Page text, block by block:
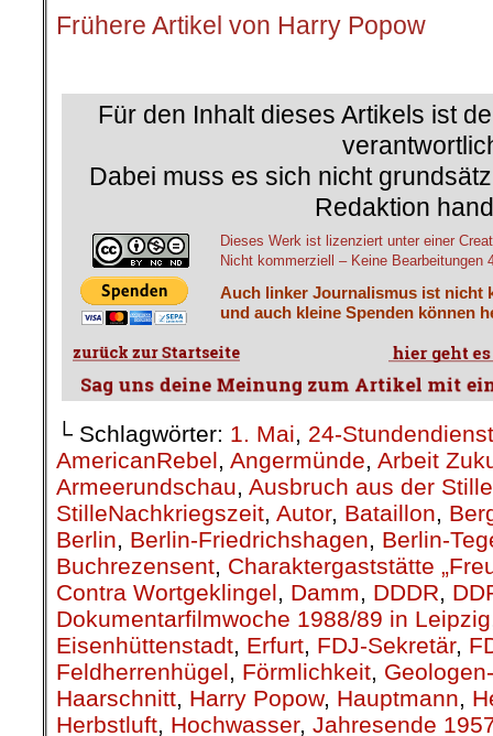
Frühere Artikel von Harry Popow
Für den Inhalt dieses Artikels ist
Dabei muss es sich nicht
Redaktion
Dieses Werk ist lizenziert unter einer
Nicht kommerziell – Keine Bearbeitungen
Auch linker Journalismus ist nicht
und auch kleine Spenden können
└ Schlagwörter: 1. Mai, 24-Stundendienst
AmericanRebel, Angermünde, Arbeit
Armeerundschau, Ausbruch aus der Stille
StilleNachkriegszeit, Autor, Bataillon,
Berlin, Berlin-Friedrichshagen, Berlin-
Buchrezensent, Charaktergaststätte
Contra Wortgeklingel, Damm, DDDR,
Dokumentarfilmwoche 1988/89 in Leipzig
Eisenhüttenstadt, Erfurt, FDJ-Sekretär,
Feldherrenhügel, Förmlichkeit,
Haarschnitt, Harry Popow, Hauptmann,
Herbstluft, Hochwasser, Jahresende